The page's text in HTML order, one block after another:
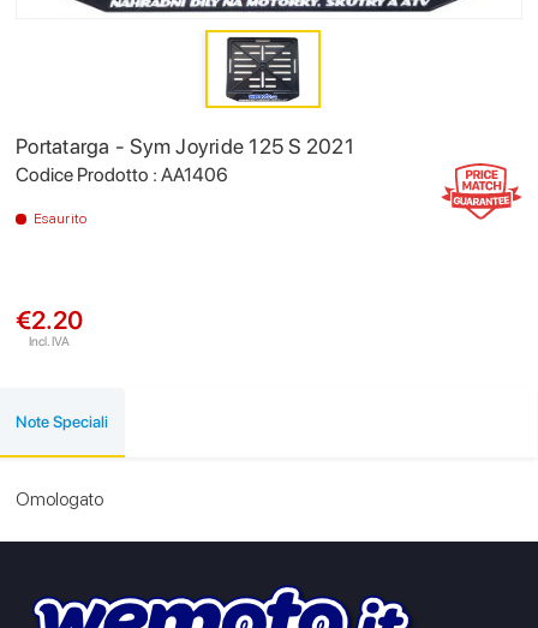
Portatarga - Sym Joyride 125 S 2021
Codice Prodotto : AA1406
Esaurito
€2.20
Incl. IVA
Note Speciali
Omologato